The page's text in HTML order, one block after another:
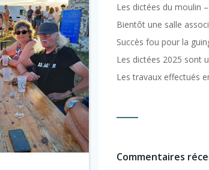
Les dictées du moulin
Bientôt une salle
Succès fou pour la
Les dictées 2025 sont
Les travaux effectués
Commentaires